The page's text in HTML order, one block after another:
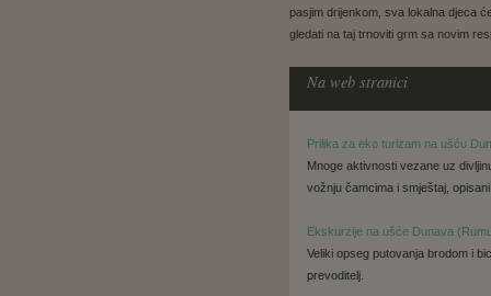
pasjim drijenkom, sva lokalna djeca
gledati na taj trnoviti grm sa novim
Na web stranici
Prilika za eko turizam na ušću
Mnoge aktivnosti vezane uz
vožnju čamcima i smještaj,
Ekskurzije na ušće Dunava
Veliki opseg putovanja brodom i
prevoditelj.